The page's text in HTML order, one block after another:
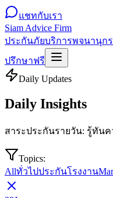
แชทกับเรา
Siam Advice Firm
ประกันภัยบริการพจนานุก
ปรึกษาฟรี
Daily Updates
Daily Insights
สาระประกันรายวัน: รู้ทันค
Topics:
Allทั่วไปประกันโรงงาน